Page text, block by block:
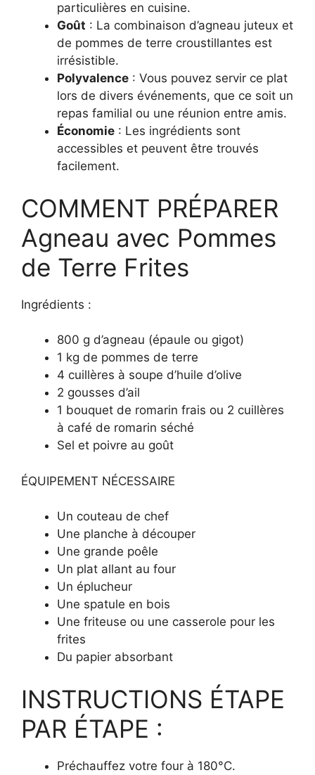
particulières en cuisine.
Goût : La combinaison d’agneau juteux et
de pommes de terre croustillantes est
irrésistible.
Polyvalence : Vous pouvez servir ce plat
lors de divers événements, que ce soit un
repas familial ou une réunion entre amis.
Économie : Les ingrédients sont
accessibles et peuvent être trouvés
facilement.
COMMENT PRÉPARER
Agneau avec Pommes
de Terre Frites
Ingrédients :
800 g d’agneau (épaule ou gigot)
1 kg de pommes de terre
4 cuillères à soupe d’huile d’olive
2 gousses d’ail
1 bouquet de romarin frais ou 2 cuillères
à café de romarin séché
Sel et poivre au goût
ÉQUIPEMENT NÉCESSAIRE
Un couteau de chef
Une planche à découper
Une grande poêle
Un plat allant au four
Un éplucheur
Une spatule en bois
Une friteuse ou une casserole pour les
frites
Du papier absorbant
INSTRUCTIONS ÉTAPE
PAR ÉTAPE :
Préchauffez votre four à 180°C.